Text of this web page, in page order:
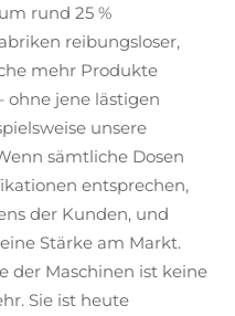
rund 25 %
reibungsloser,
mehr Produkte
ohne jene lästigen
unsere
sämtliche Dosen
entsprechen,
der Kunden, und
Stärke am Markt.
der Maschinen ist keine
Sie ist heute